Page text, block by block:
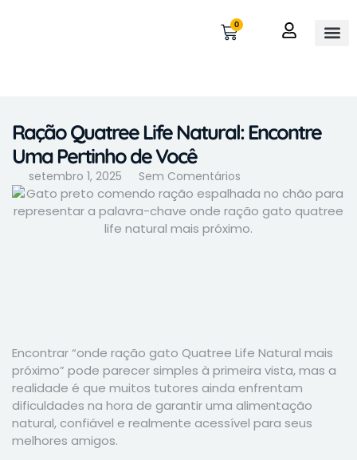
0
Ração Quatree Life Natural: Encontre
Uma Pertinho de Você
setembro 1, 2025 Sem Comentários
Encontrar “onde ração gato Quatree Life Natural mais
próximo” pode parecer simples à primeira vista, mas a
realidade é que muitos tutores ainda enfrentam
dificuldades na hora de garantir uma alimentação
natural, confiável e realmente acessível para seus
melhores amigos.